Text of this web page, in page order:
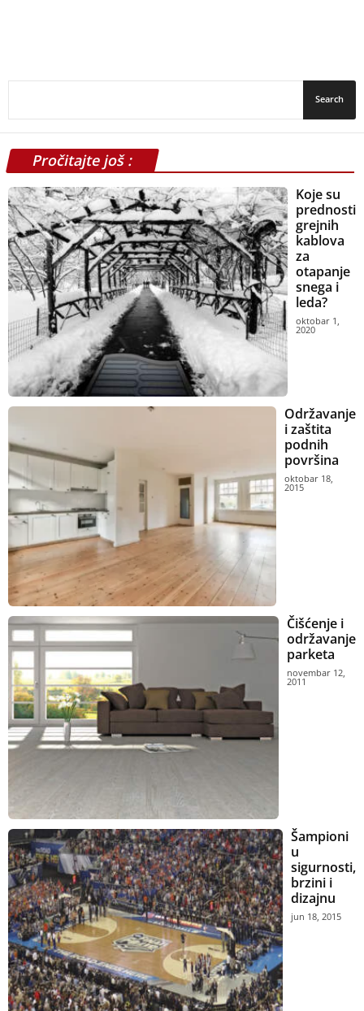
Pročitajte još :
Koje su
prednosti
grejnih
kablova
za
otapanje
snega i
leda?
oktobar 1,
2020
Održavanje
i zaštita
podnih
površina
oktobar 18,
2015
Čišćenje i
održavanje
parketa
novembar 12,
2011
Šampioni
u
sigurnosti,
brzini i
dizajnu
jun 18, 2015